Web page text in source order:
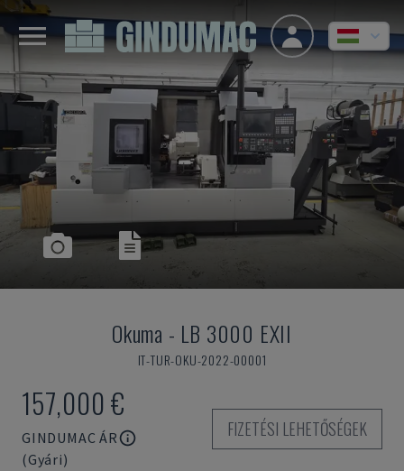
Okuma - LB 3000 EXII
IT-TUR-OKU-2022-00001
157,000 €
GINDUMAC ÁR
(Gyári)
FIZETÉSI LEHETŐSÉGEK